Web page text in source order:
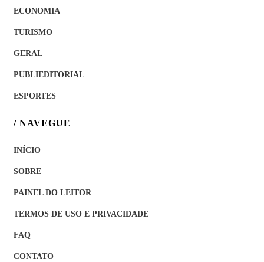
ECONOMIA
TURISMO
GERAL
PUBLIEDITORIAL
ESPORTES
/ NAVEGUE
INÍCIO
SOBRE
PAINEL DO LEITOR
TERMOS DE USO E PRIVACIDADE
FAQ
CONTATO